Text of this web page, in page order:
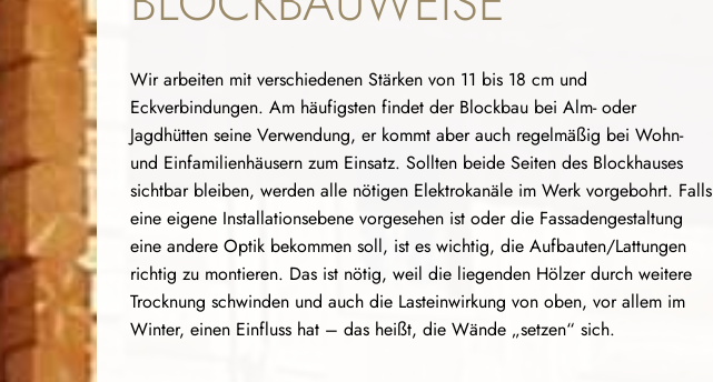
Wir arbeiten mit verschiedenen Stärken von 11 bis 18 cm und
Eckverbindungen. Am häufigsten findet der Blockbau bei Alm- oder
Jagdhütten seine Verwendung, er kommt aber auch regelmäßig bei Wohn-
und Einfamilienhäusern zum Einsatz. Sollten beide Seiten des Blockhauses
sichtbar bleiben, werden alle nötigen Elektrokanäle im Werk vorgebohrt. Falls
eine eigene Installationsebene vorgesehen ist oder die Fassadengestaltung
eine andere Optik bekommen soll, ist es wichtig, die Aufbauten/Lattungen
richtig zu montieren. Das ist nötig, weil die liegenden Hölzer durch weitere
Trocknung schwinden und auch die Lasteinwirkung von oben, vor allem im
Winter, einen Einfluss hat – das heißt, die Wände „setzen“ sich.